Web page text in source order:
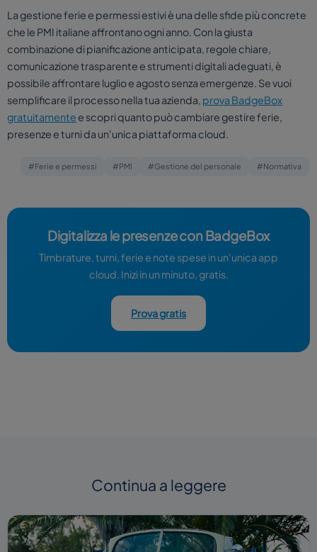
La gestione ferie e permessi estivi è una delle sfide più concrete
che le PMI italiane affrontano ogni anno. Con la giusta
combinazione di pianificazione anticipata, regole chiare,
comunicazione trasparente e strumenti digitali adeguati, è
possibile affrontare luglio e agosto senza emergenze. Se vuoi
semplificare il processo nella tua azienda, prova BadgeBox
gratuitamente e scopri quanto può cambiare gestire ferie,
presenze e turni da un'unica piattaforma cloud.
#Ferie e permessi #PMI #Gestione del personale #Normativa
Digitalizza le presenze con BadgeBox
Timbrature, turni, ferie e note spese in un'unica app
cloud. Inizi in un minuto, gratis.
Prova gratis
Continua a leggere